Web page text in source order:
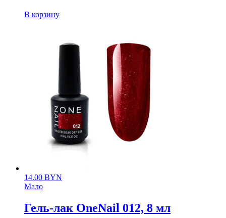
В корзину
14.00 BYN
Мало
Гель-лак OneNail 012, 8 мл